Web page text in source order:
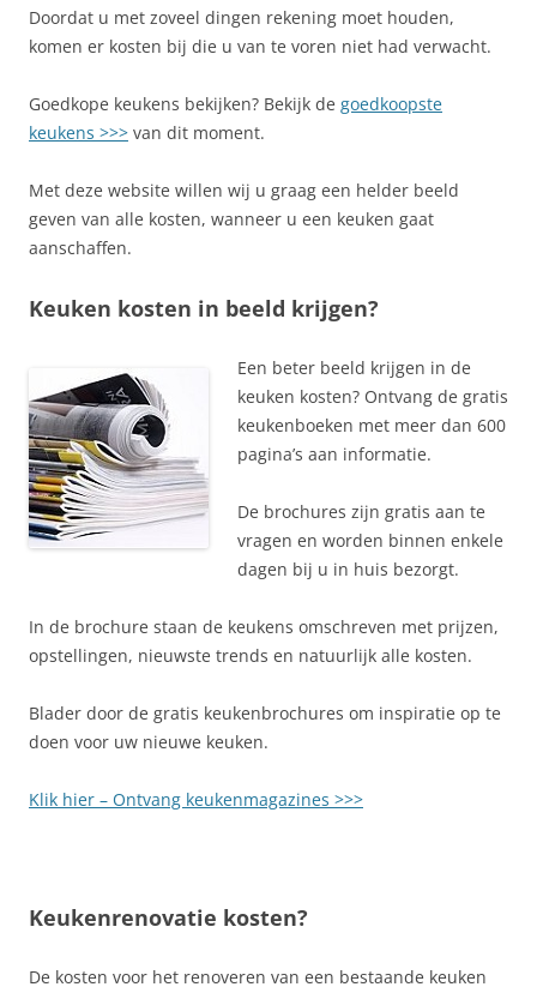
Doordat u met zoveel dingen rekening moet houden,
komen er kosten bij die u van te voren niet had verwacht.
Goedkope keukens bekijken? Bekijk de goedkoopste
keukens >>> van dit moment.
Met deze website willen wij u graag een helder beeld
geven van alle kosten, wanneer u een keuken gaat
aanschaffen.
Keuken kosten in beeld krijgen?
Een beter beeld krijgen in de
keuken kosten? Ontvang de gratis
keukenboeken met meer dan 600
pagina’s aan informatie.
De brochures zijn gratis aan te
vragen en worden binnen enkele
dagen bij u in huis bezorgt.
In de brochure staan de keukens omschreven met prijzen,
opstellingen, nieuwste trends en natuurlijk alle kosten.
Blader door de gratis keukenbrochures om inspiratie op te
doen voor uw nieuwe keuken.
Klik hier – Ontvang keukenmagazines >>>
Keukenrenovatie kosten?
De kosten voor het renoveren van een bestaande keuken